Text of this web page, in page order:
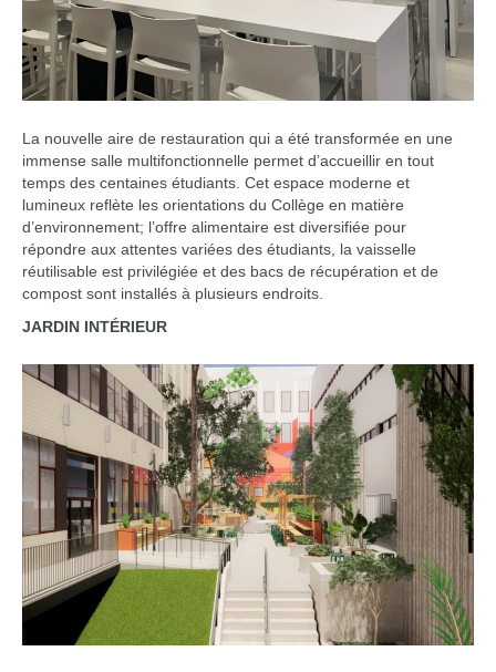
La nouvelle aire de restauration qui a été transformée en une
immense salle multifonctionnelle permet d’accueillir en tout
temps des centaines étudiants. Cet espace moderne et
lumineux reflète les orientations du Collège en matière
d’environnement; l’offre alimentaire est diversifiée pour
répondre aux attentes variées des étudiants, la vaisselle
réutilisable est privilégiée et des bacs de récupération et de
compost sont installés à plusieurs endroits.
JARDIN INTÉRIEUR